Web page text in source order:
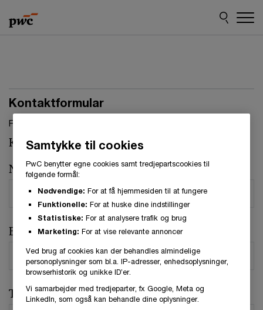
to
content
to
footer
Kontaktformular
Felter, markeret med stjerne, skal udfyldes.(
Kontaktperson:Christian Kjær
Navn*
E-mail*
Telefonnummer
Samtykke til cookies
PwC benytter egne cookies samt tredjepartscookies til
følgende formål:
Nødvendige: For at få hjemmesiden til at fungere
Funktionelle: For at huske dine indstillinger
Statistiske: For at analysere trafik og brug
Marketing: For at vise relevante annoncer
Ved brug af cookies kan der behandles almindelige
personoplysninger som bl.a. IP-adresser, enhedsoplysninger,
browserhistorik og unikke ID’er.
Vi samarbejder med tredjeparter, fx Google, Meta og
LinkedIn, som også kan behandle dine oplysninger.